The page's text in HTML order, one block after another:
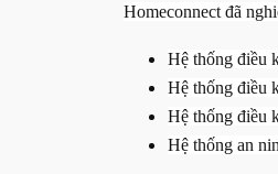
Homeconnect đã
Hệ thống điều
Hệ thống điều
Hệ thống điều
Hệ thống an